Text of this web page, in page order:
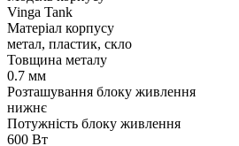
Vinga Tank
Матеріал корпусу
метал, пластик, скло
Товщина металу
0.7 мм
Розташування блоку живлення
нижнє
Потужність блоку живлення
600 Вт